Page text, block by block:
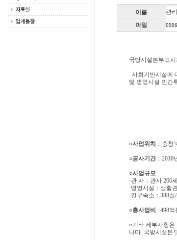
이름 관
파일
국방시설본부고시
사회기반시설에
및 병영시설 민간
○사업위치 ：충청
○공사기간：2010
○사업규모
·관 사：관사 266
·병영시설：생활
·간부숙소：388실
○총사업비 : 498억
○기타 세부사항
니다. 국방시설본